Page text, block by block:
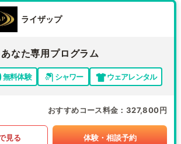
ライザップ
あなた専用プログラム
無料体験 シャワー ウェアレンタル
おすすめコース料金 327,800円
見る 体験・相談予約